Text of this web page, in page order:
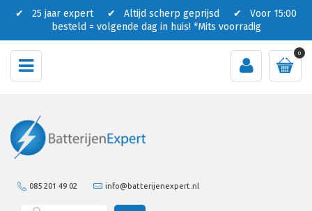
✔ 25 jaar expert ✔ Altijd scherp geprijsd ✔ Voor 15:00
besteld = volgende dag in huis! *Mits voorradig
0
085 201 49 02 info@batterijenexpert.nl